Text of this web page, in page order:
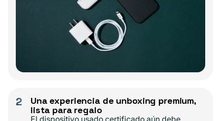
2
Una experiencia de unboxing premium,
lista para regalo